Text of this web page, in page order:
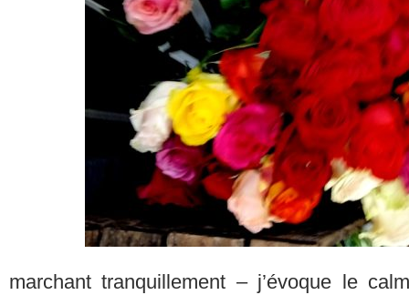
marchant tranquillement – j’évoque le